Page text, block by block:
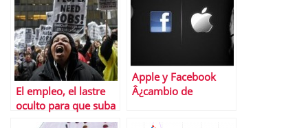
El empleo, el lastre
oculto para que suba
la bolsa de EEUU
Apple y Facebook
Â¿cambio de